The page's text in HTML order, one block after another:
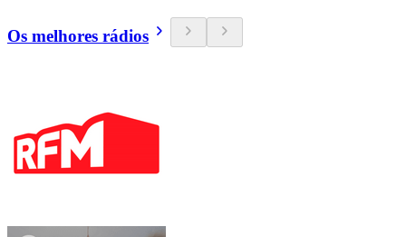
Os melhores rádios